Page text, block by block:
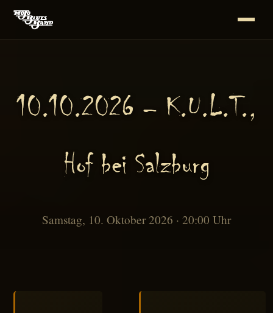
10.10.2026 – K.U.L.T.,
Hof bei Salzburg
Samstag, 10. Oktober 2026 · 20:00 Uhr